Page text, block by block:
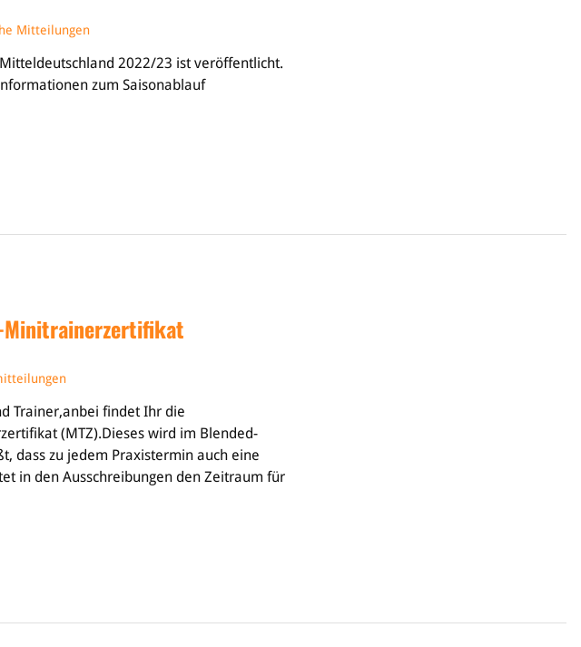
Mitteilungen
2022/23 ist veröffentlicht.
zum Saisonablauf
Minitrainerzertifikat
Trainer,anbei findet Ihr die
(MTZ).Dieses wird im Blended-
dass zu jedem Praxistermin auch eine
in den Ausschreibungen den Zeitraum für